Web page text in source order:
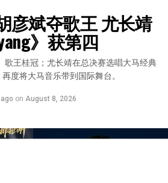
彦斌夺歌王 尤长靖
》获第四
歌王桂冠；尤长靖在总决赛选唱大马经典
度将大马音乐带到国际舞台。
on August 8, 2026